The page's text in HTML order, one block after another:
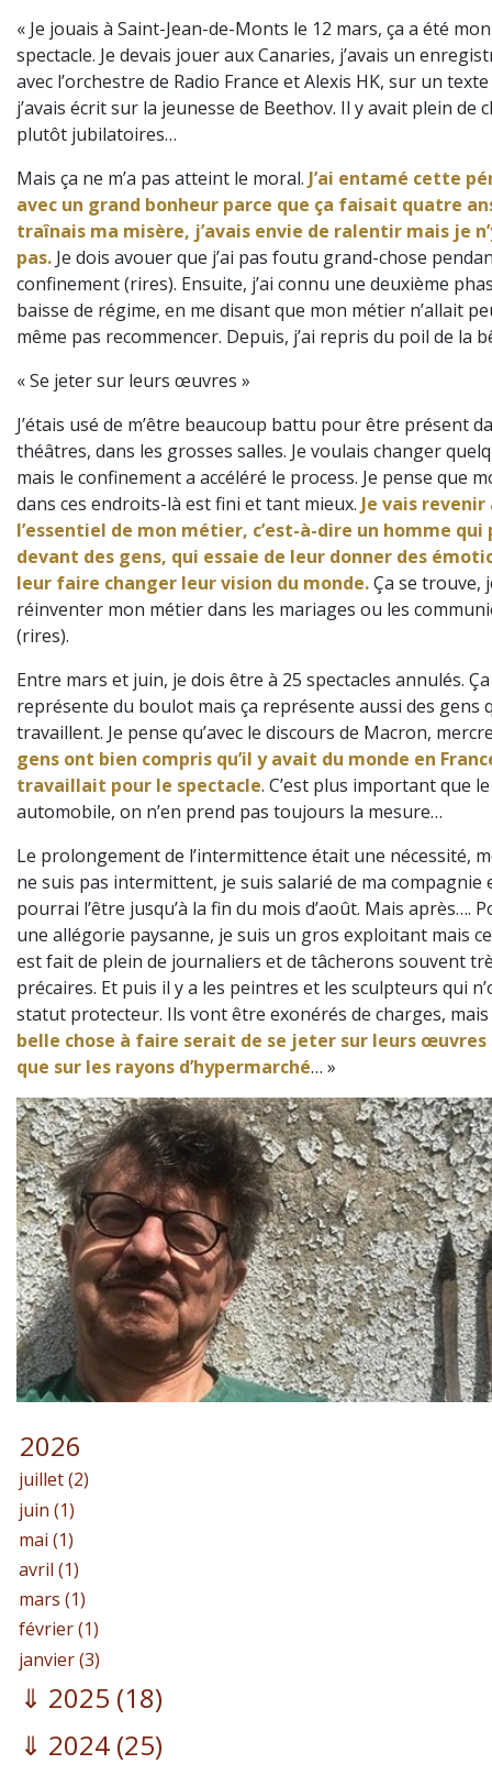
« Je jouais à Saint-Jean-de-Monts le 12 mars, ça a été
spectacle. Je devais jouer aux Canaries, j’avais un
avec l’orchestre de Radio France et Alexis HK, sur un
j’avais écrit sur la jeunesse de Beethov. Il y avait plein de
plutôt jubilatoires…
Mais ça ne m’a pas atteint le moral. J’ai entamé cette
avec un grand bonheur parce que ça faisait quatre
traînais ma misère, j’avais envie de ralentir mais je
pas. Je dois avouer que j’ai pas foutu grand-chose
confinement (rires). Ensuite, j’ai connu une deuxième
baisse de régime, en me disant que mon métier n’allait
même pas recommencer. Depuis, j’ai repris du poil de la
« Se jeter sur leurs œuvres »
J’étais usé de m’être beaucoup battu pour être présent
théâtres, dans les grosses salles. Je voulais changer
mais le confinement a accéléré le process. Je pense que
dans ces endroits-là est fini et tant mieux. Je vais revenir
l’essentiel de mon métier, c’est-à-dire un homme qui
devant des gens, qui essaie de leur donner des
leur faire changer leur vision du monde.Ça se trouve,
réinventer mon métier dans les mariages ou les
(rires).
Entre mars et juin, je dois être à 25 spectacles annulés. Ça
représente du boulot mais ça représente aussi des gens
travaillent. Je pense qu’avec le discours de Macron,
gens ont bien compris qu’il y avait du monde en
travaillait pour le spectacle. C’est plus important que
automobile, on n’en prend pas toujours la mesure…
Le prolongement de l’intermittence était une nécessité,
ne suis pas intermittent, je suis salarié de ma compagnie
pourrai l’être jusqu’à la fin du mois d’août. Mais après….
une allégorie paysanne, je suis un gros exploitant mais
est fait de plein de journaliers et de tâcherons souvent
précaires. Et puis il y a les peintres et les sculpteurs qui
statut protecteur. Ils vont être exonérés de charges, mais
belle chose à faire serait de se jeter sur leurs
que sur les rayons d’hypermarché… »
2026
juillet (2)
juin (1)
mai (1)
avril (1)
mars (1)
février (1)
janvier (3)
2025 (18)
2024 (25)